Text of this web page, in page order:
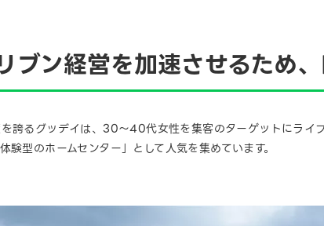
ブン経営を加速させるため
誇るグッデイは、30～40代女性を集客のターゲットにライ
験型のホームセンター」として人気を集めています。